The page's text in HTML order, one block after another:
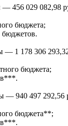
456 029 082,98
бюджета;
1 178 306
бюджета;
— 940 497 292,56
бюджета**;